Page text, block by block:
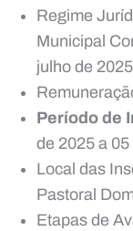
Regime
Municipal
julho de
Período de
de 2025 a
Local das
Pastoral
Etapas de